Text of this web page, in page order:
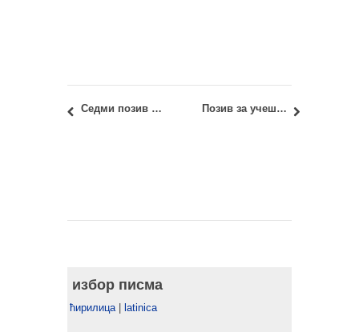
Седми позив талентованим младим истраживачима – студентима докторских академских студија за укључивање у научноистраживачки рад у акредитованим научноистраживачким организацијама Позив за учешће на 12. интернационалној конференцији и изложби ОА2024
избор писма
ћирилица| latinica